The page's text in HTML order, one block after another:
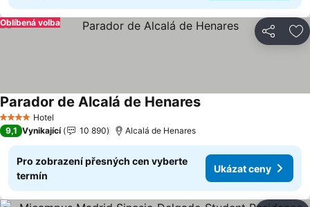
Sdílet
Oblíbená volba
4 Počet hvězdiček
Hotel
Parador de Alcalá de Henares
9,1 Vynikající 10 890 Alcalá de Henares
Pro zobrazení přesných cen vyberte
termín
Ukázat ceny